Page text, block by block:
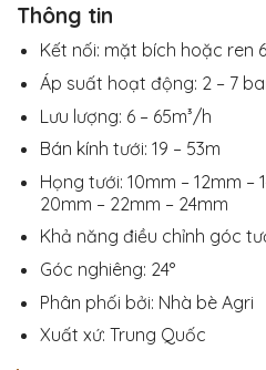
Thông tin
Kết nối: mặt bích hoặc ren
Áp suất hoạt động: 2 – 7
Lưu lượng: 6 – 65m³/h
Bán kính tưới: 19 – 53m
Họng tưới: 10mm – 12mm –
20mm – 22mm – 24mm
Khả năng điều chỉnh góc
Góc nghiêng: 24°
Phân phối bởi: Nhà bè Agri
Xuất xứ: Trung Quốc